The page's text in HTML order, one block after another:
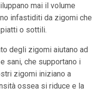
mai il volume
infastiditi da zigomi che
o sottili.
degli zigomi aiutano ad
sani, che supportano i
zigomi iniziano a
ossea si riduce e la